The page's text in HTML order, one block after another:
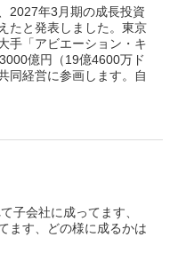
2027年3月期の成長投資
たと発表しました。東京
手「アビエーション・キ
億円（19億4600万ド
同経営に参画します。自
子会社に成ってます、
ます、どの様に成るかは